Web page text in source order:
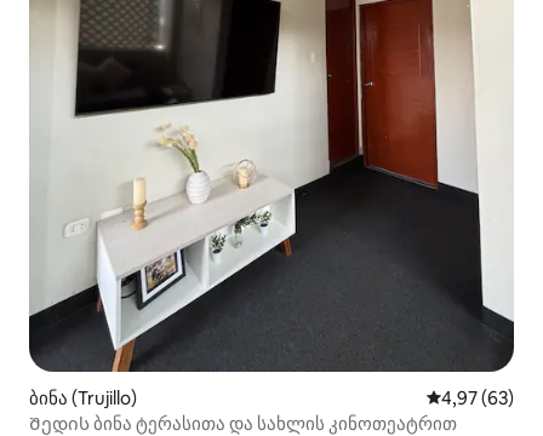
ბინა (Trujillo) საშუალო
4,97 (63)
Შედის ბინა ტერასითა და სახლის კინოთეატრით